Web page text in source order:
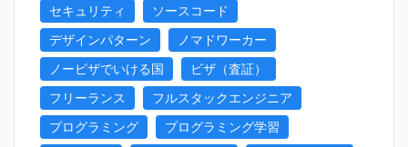
セキュリティ
ソースコード
デザインパターン
ノマドワーカー
ノービザでいける国
ビザ（査証）
フリーランス
フルスタックエンジニア
プログラミング
プログラミング学習